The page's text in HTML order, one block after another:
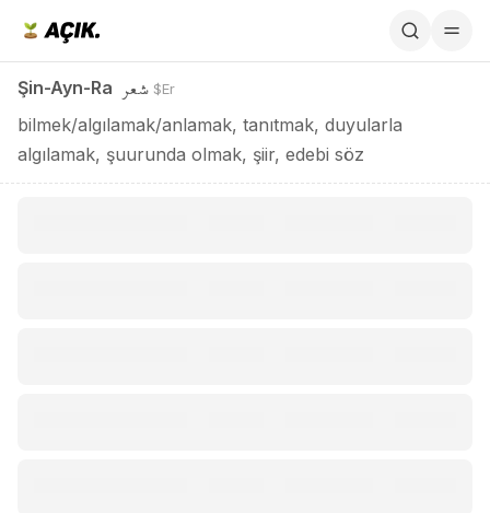
Şin-Ayn-Ra شعر $Er
bilmek/algılamak/anlamak, tanıtmak, duyularla
algılamak, şuurunda olmak, şiir, edebi söz